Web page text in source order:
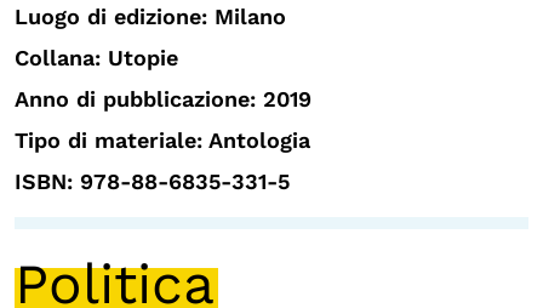
Luogo di edizione: Milano
Collana: Utopie
Anno di pubblicazione: 2019
Tipo di materiale: Antologia
ISBN: 978-88-6835-331-5
Politica